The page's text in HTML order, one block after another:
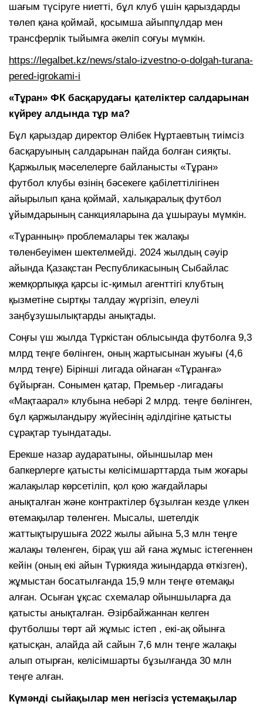
шағым түсіруге ниетті, бұл клуб үшін қарыздарды
төлеп қана қоймай, қосымша айыппұлдар мен
трансферлік тыйымға әкеліп соғуы мүмкін.
https://legalbet.kz/news/stalo-izvestno-o-dolgah-turana-
pered-igrokami-i
«Тұран» ФК басқарудағы қателіктер салдарынан
күйреу алдында тұр ма?
Бұл қарыздар директор Әлібек Нұртаевтың тиімсіз
басқаруының салдарынан пайда болған сияқты.
Қаржылық мәселелерге байланысты «Тұран»
футбол клубы өзінің бәсекеге қабілеттілігінен
айырылып қана қоймай, халықаралық футбол
ұйымдарының санкцияларына да ұшырауы мүмкін.
«Тұранның» проблемалары тек жалақы
төленбеуімен шектелмейді. 2024 жылдың сәуір
айында Қазақстан Республикасының Сыбайлас
жемқорлыққа қарсы іс-қимыл агенттігі клубтың
қызметіне сыртқы талдау жүргізіп, елеулі
заңбұзушылықтарды анықтады.
Соңғы үш жылда Түркістан облысында футболға 9,3
млрд теңге бөлінген, оның жартысынан жуығы (4,6
млрд теңге) Бірінші лигада ойнаған «Тұранға»
бұйырған. Сонымен қатар, Премьер -лигадағы
«Мақтаарал» клубына небәрі 2 млрд. теңге бөлінген,
бұл қаржыландыру жүйесінің әділдігіне қатысты
сұрақтар туындатады.
Ерекше назар аударатыны, ойыншылар мен
бапкерлерге қатысты келісімшарттарда тым жоғары
жалақылар көрсетіліп, қол қою жағдайлары
анықталған және контрактілер бұзылған кезде үлкен
өтемақылар төленген. Мысалы, шетелдік
жаттықтырушыға 2022 жылы айына 5,3 млн теңге
жалақы төленген, бірақ үш ай ғана жұмыс істегеннен
кейін (оның екі айын Түркияда жиындарда өткізген),
жұмыстан босатылғанда 15,9 млн теңге өтемақы
алған. Осыған ұқсас схемалар ойыншыларға да
қатысты анықталған. Әзірбайжаннан келген
футболшы төрт ай жұмыс істеп , екі-ақ ойынға
қатысқан, алайда ай сайын 7,6 млн теңге жалақы
алып отырған, келісімшарты бұзылғанда 30 млн
теңге алған.
Күмәнді сыйақылар мен негізсіз үстемақылар